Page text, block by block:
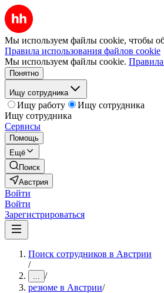
Мы используем файлы cookie, чтобы
Правила использования файлов cookie
Мы используем файлы cookie.
Понятно
Ищу сотрудника
Ищу работу
Ищу сотрудника
Ищу сотрудника
Сервисы
Помощь
Ещё
Поиск
Австрия
Войти
Войти
Зарегистрироваться
Поиск сотрудников в Австрии
/
... /
резюме в Австрии/